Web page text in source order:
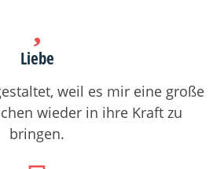
Liebe
weil es mir eine große
wieder in ihre Kraft zu
bringen.